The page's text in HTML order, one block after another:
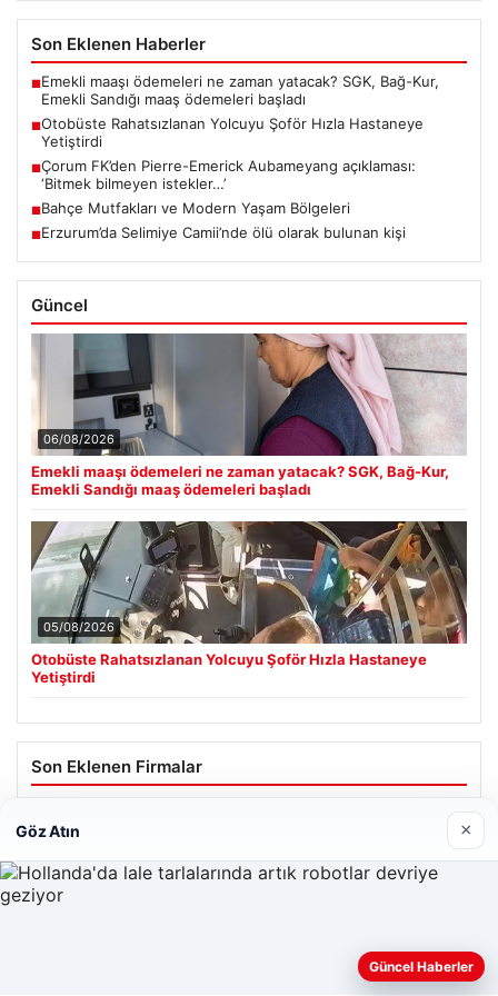
Son Eklenen Haberler
■Emekli maaşı ödemeleri ne zaman yatacak? SGK, Bağ-Kur,
Emekli Sandığı maaş ödemeleri başladı
■Otobüste Rahatsızlanan Yolcuyu Şoför Hızla Hastaneye
Yetiştirdi
■Çorum FK’den Pierre-Emerick Aubameyang açıklaması:
‘Bitmek bilmeyen istekler…’
■Bahçe Mutfakları ve Modern Yaşam Bölgeleri
■Erzurum’da Selimiye Camii’nde ölü olarak bulunan kişi
Güncel
06/08/2026
Emekli maaşı ödemeleri ne zaman yatacak? SGK, Bağ-Kur,
Emekli Sandığı maaş ödemeleri başladı
05/08/2026
Otobüste Rahatsızlanan Yolcuyu Şoför Hızla Hastaneye
Yetiştirdi
Son Eklenen Firmalar
Enes Kaplan Avukatlık Bürosu
Web sitemizi nasıl kullandığınızı daha iyi anlayabilmek,
Göz Atın ×
Güncel Haberler